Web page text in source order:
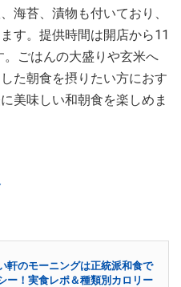
海苔、漬物も付いており、
す。提供時間は開店から11
ごはんの大盛りや玄米へ
た朝食を摂りたい方におす
美味しい和朝食を楽しめま
軒のモーニングは正統派和食で
ー！実食レポ＆種類別カロリー